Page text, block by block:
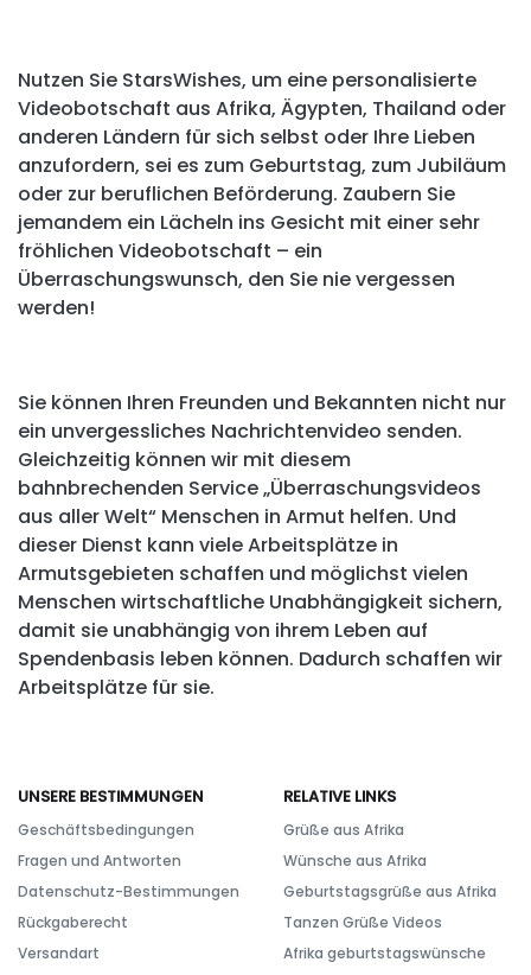
Nutzen Sie StarsWishes, um eine personalisierte
Videobotschaft aus Afrika, Ägypten, Thailand oder
anderen Ländern für sich selbst oder Ihre Lieben
anzufordern, sei es zum Geburtstag, zum Jubiläum
oder zur beruflichen Beförderung. Zaubern Sie
jemandem ein Lächeln ins Gesicht mit einer sehr
fröhlichen Videobotschaft – ein
Überraschungswunsch, den Sie nie vergessen
werden!
Sie können Ihren Freunden und Bekannten nicht nur
ein unvergessliches Nachrichtenvideo senden.
Gleichzeitig können wir mit diesem
bahnbrechenden Service „Überraschungsvideos
aus aller Welt“ Menschen in Armut helfen. Und
dieser Dienst kann viele Arbeitsplätze in
Armutsgebieten schaffen und möglichst vielen
Menschen wirtschaftliche Unabhängigkeit sichern,
damit sie unabhängig von ihrem Leben auf
Spendenbasis leben können. Dadurch schaffen wir
Arbeitsplätze für sie.
UNSERE BESTIMMUNGEN
Geschäftsbedingungen
Fragen und Antworten
Datenschutz-Bestimmungen
Rückgaberecht
Versandart
RELATIVE LINKS
Grüße aus Afrika
Wünsche aus Afrika
Geburtstagsgrüße aus Afrika
Tanzen Grüße Videos
Afrika geburtstagswünsche